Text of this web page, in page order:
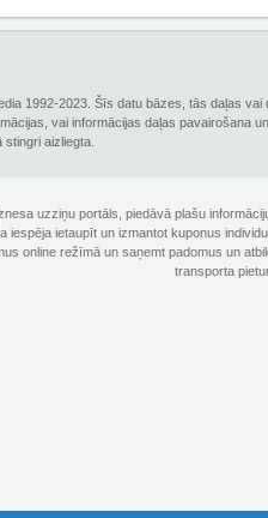
1992-2023. Šīs datu bāzes, tās daļas vai
vai informācijas daļas pavairošana
aizliegta.
uzziņu portāls, piedāvā plašu
iespēja ietaupīt un izmantot kuponus
online režīmā un saņemt padomus un
transporta